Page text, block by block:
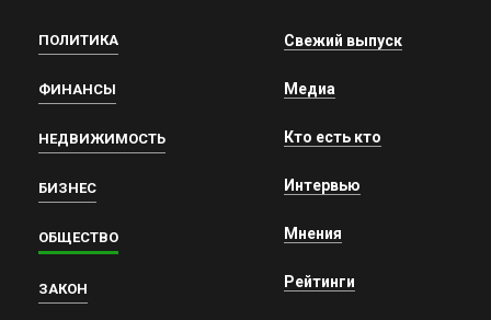
ПОЛИТИКА
ФИНАНСЫ
НЕДВИЖИМОСТЬ
БИЗНЕС
ОБЩЕСТВО
ЗАКОН
Свежий выпуск
Медиа
Кто есть кто
Интервью
Мнения
Рейтинги